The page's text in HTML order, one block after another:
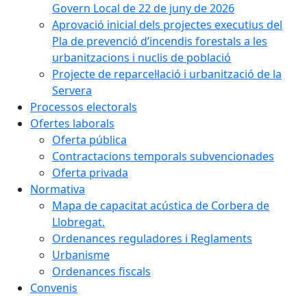
Govern Local de 22 de juny de 2026
Aprovació inicial dels projectes executius del
Pla de prevenció d’incendis forestals a les
urbanitzacions i nuclis de població
Projecte de reparcel·lació i urbanització de la
Servera
Processos electorals
Ofertes laborals
Oferta pública
Contractacions temporals subvencionades
Oferta privada
Normativa
Mapa de capacitat acústica de Corbera de
Llobregat.
Ordenances reguladores i Reglaments
Urbanisme
Ordenances fiscals
Convenis